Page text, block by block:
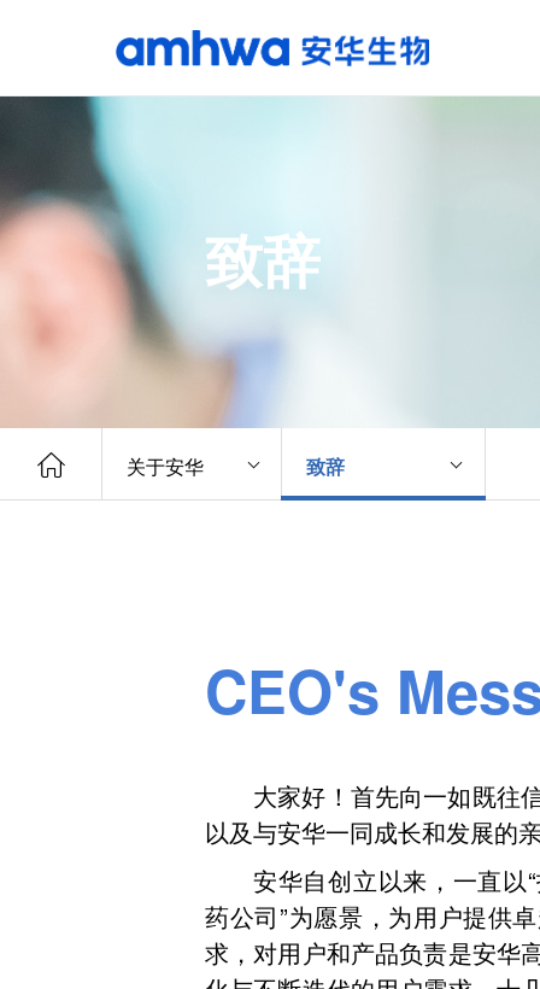
致辞
关于安华 致辞
CEO's
大家好！首先向一如既往
以及与安华一同成长和发展的
安华自创立以来，一直以
药公司”为愿景，为用户提供
求，对用户和产品负责是安华